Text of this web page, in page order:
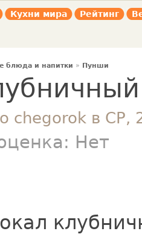
Кухни мира Рейтинг
блюда и напитки » Пунши
chegorok в СР,
Нет